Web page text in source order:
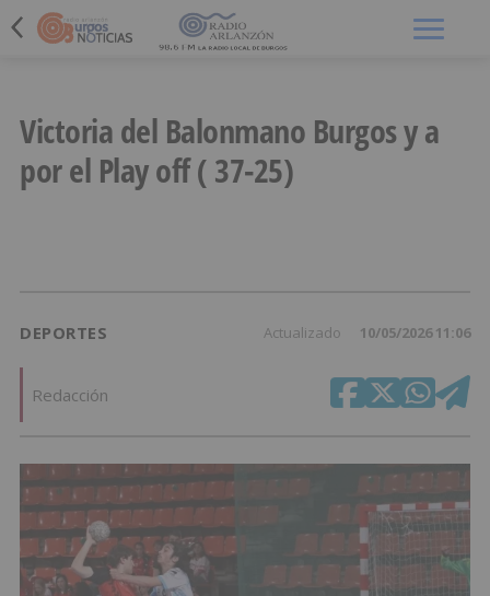
Victoria del Balonmano Burgos y a
por el Play off ( 37-25)
DEPORTES Actualizado 10/05/2026 11:06
Redacción